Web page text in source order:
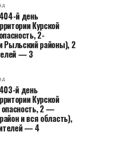
й день
Курской
2-
Рыльский районы), 2
— 3
й день
Курской
2 —
и вся область),
— 4